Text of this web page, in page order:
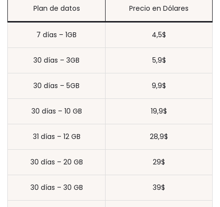
Plan de datos Precio en Dólares
7 días – 1GB 4,5$
30 días – 3GB 5,9$
30 días – 5GB 9,9$
30 días – 10 GB 19,9$
31 días – 12 GB 28,9$
30 días – 20 GB 29$
30 días – 30 GB 39$